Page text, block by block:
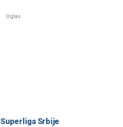
Superliga Srbije